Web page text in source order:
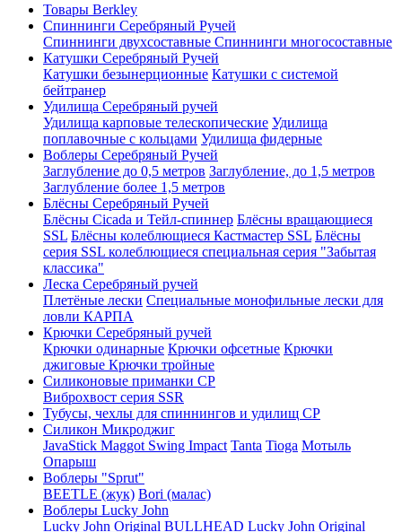
Товары Berkley
Спиннинги Серебряный Ручей
Спиннинги двухсоставные Спиннинги многосоставные
Катушки Серебряный Ручей
Катушки безынерционные Катушки с системой
бейтранер
Удилища Серебряный ручей
Удилища карповые телескопические Удилища
поплавочные с кольцами Удилища фидерные
Воблеры Серебряный Ручей
Заглубление до 0,5 метров Заглубление, до 1,5 метров
Заглубление более 1,5 метров
Блёсны Серебряный Ручей
Блёсны Cicada и Тейл-спиннер Блёсны вращающиеся
SSL Блёсны колеблющиеся Кастмастер SSL Блёсны
серия SSL колеблющиеся специальная серия "Забытая
классика"
Леска Серебряный ручей
Плетёные лески Специальные монофильные лески для
ловли КАРПА
Крючки Серебряный ручей
Крючки одинарные Крючки офсетные Крючки
джиговые Крючки тройные
Силиконовые приманки СР
Виброхвост серия SSR
Тубусы, чехлы для спиннингов и удилищ СР
Силикон Микроджиг
JavaStick Maggot Swing Impact Tanta Tioga Мотыль
Опарыш
Воблеры "Sprut"
BEETLE (жук) Bori (малас)
Воблеры Lucky John
Lucky John Original BULLHEAD Lucky John Original